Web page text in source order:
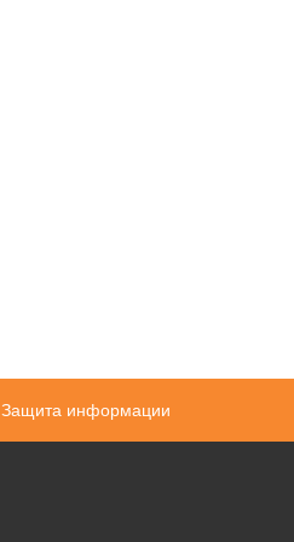
Защита информации